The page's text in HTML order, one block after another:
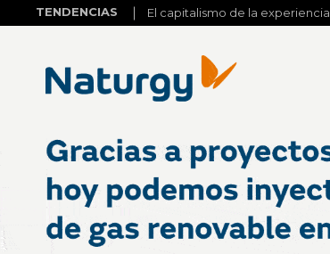
TENDENCIAS El capitalismo de la experiencia